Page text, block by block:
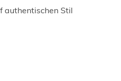
authentischen Stil